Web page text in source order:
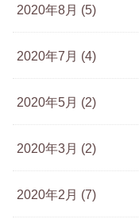
2020年8月 (5)
2020年7月 (4)
2020年5月 (2)
2020年3月 (2)
2020年2月 (7)